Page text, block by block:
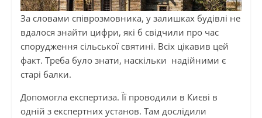
За словами співрозмовника, у залишках будівлі не
вдалося знайти цифри, які б свідчили про час
спорудження сільської святині. Всіх цікавив цей
факт. Треба було знати, наскільки надійними є
старі балки.
Допомогла експертиза. Її проводили в Києві в
одній з експертних установ. Там дослідили